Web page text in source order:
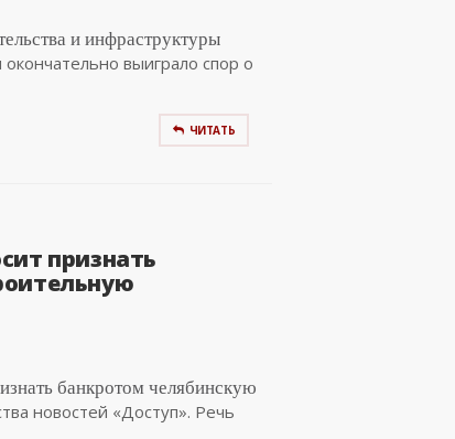
и инфраструктуры
выиграло спор о
ЧИТАТЬ
признать
банкротом челябинскую
новостей «Доступ». Речь